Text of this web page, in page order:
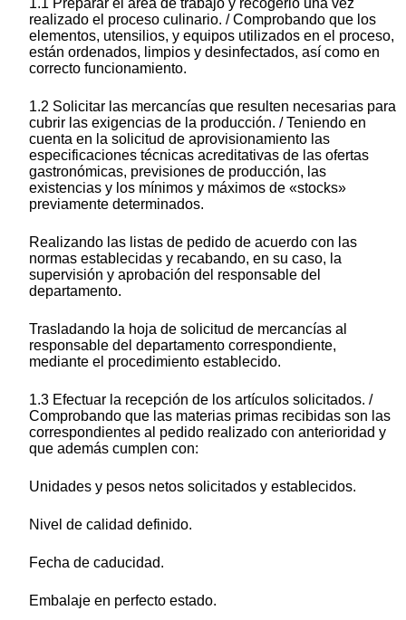
1.1 Preparar el área de trabajo y recogerlo una vez
realizado el proceso culinario. / Comprobando que los
elementos, utensilios, y equipos utilizados en el proceso,
están ordenados, limpios y desinfectados, así como en
correcto funcionamiento.
1.2 Solicitar las mercancías que resulten necesarias para
cubrir las exigencias de la producción. / Teniendo en
cuenta en la solicitud de aprovisionamiento las
especificaciones técnicas acreditativas de las ofertas
gastronómicas, previsiones de producción, las
existencias y los mínimos y máximos de «stocks»
previamente determinados.
Realizando las listas de pedido de acuerdo con las
normas establecidas y recabando, en su caso, la
supervisión y aprobación del responsable del
departamento.
Trasladando la hoja de solicitud de mercancías al
responsable del departamento correspondiente,
mediante el procedimiento establecido.
1.3 Efectuar la recepción de los artículos solicitados. /
Comprobando que las materias primas recibidas son las
correspondientes al pedido realizado con anterioridad y
que además cumplen con:
Unidades y pesos netos solicitados y establecidos.
Nivel de calidad definido.
Fecha de caducidad.
Embalaje en perfecto estado.